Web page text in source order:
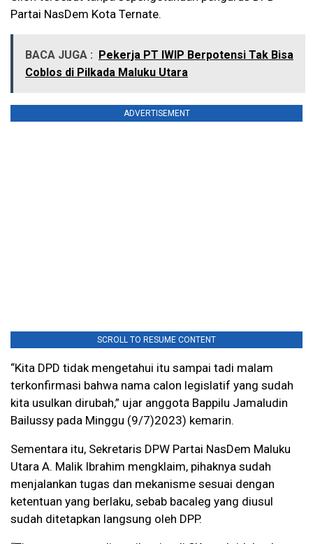
Partai NasDem Kota Ternate.
BACA JUGA : Pekerja PT IWIP Berpotensi Tak Bisa
Coblos di Pilkada Maluku Utara
ADVERTISEMENT
SCROLL TO RESUME CONTENT
“Kita DPD tidak mengetahui itu sampai tadi malam
terkonfirmasi bahwa nama calon legislatif yang sudah
kita usulkan dirubah,” ujar anggota Bappilu Jamaludin
Bailussy pada Minggu (9/7)2023) kemarin.
Sementara itu, Sekretaris DPW Partai NasDem Maluku
Utara A. Malik Ibrahim mengklaim, pihaknya sudah
menjalankan tugas dan mekanisme sesuai dengan
ketentuan yang berlaku, sebab bacaleg yang diusul
sudah ditetapkan langsung oleh DPP.